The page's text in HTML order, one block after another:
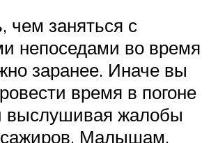
чем заняться с
непоседами во время
заранее. Иначе вы
время в погоне
выслушивая жалобы
Малышам,